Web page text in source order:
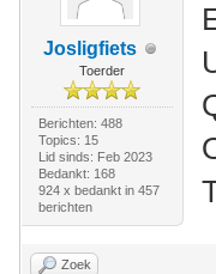
Josligfiets
Toerder
Berichten: 488
Topics: 15
Lid sinds: Feb 2023
Bedankt: 168
924 x bedankt in 457
berichten
Zoek